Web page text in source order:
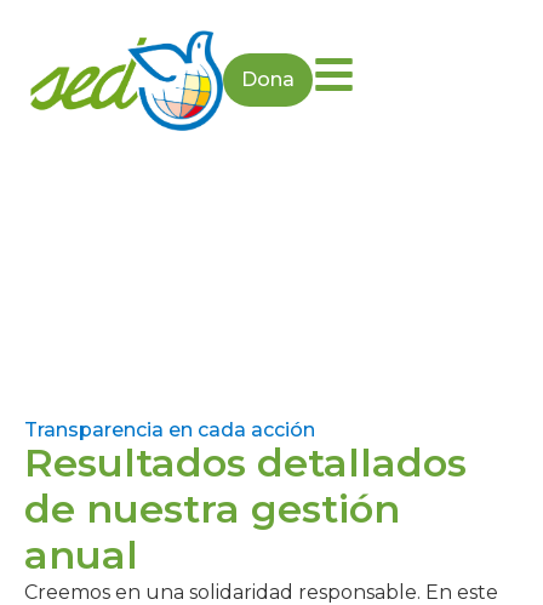
Dona
Transparencia en cada acción
Resultados detallados
de nuestra gestión
anual
Creemos en una solidaridad responsable. En este